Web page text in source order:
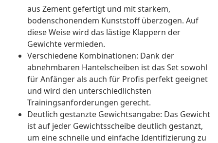
aus Zement gefertigt und mit starkem,
bodenschonendem Kunststoff überzogen. Auf
diese Weise wird das lästige Klappern der
Gewichte vermieden.
Verschiedene Kombinationen: Dank der
abnehmbaren Hantelscheiben ist das Set sowohl
für Anfänger als auch für Profis perfekt geeignet
und wird den unterschiedlichsten
Trainingsanforderungen gerecht.
Deutlich gestanzte Gewichtsangabe: Das Gewicht
ist auf jeder Gewichtsscheibe deutlich gestanzt,
um eine schnelle und einfache Identifizierung zu